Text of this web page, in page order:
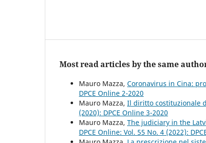
Most read articles by the same
Mauro Mazza, Coronavirus in Cina:
DPCE Online 2-2020
Mauro Mazza, Il diritto costituzionale
(2020): DPCE Online 3-2020
Mauro Mazza, The judiciary in the
DPCE Online: Vol. 55 No. 4 (2022):